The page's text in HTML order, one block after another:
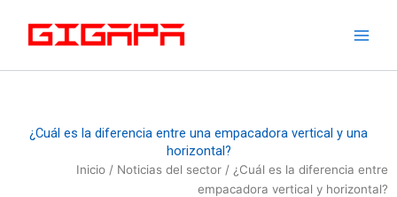
¿Cuál es la diferencia entre una empacadora vertical y una
horizontal?
Inicio / Noticias del sector / ¿Cuál es la diferencia entre
empacadora vertical y horizontal?